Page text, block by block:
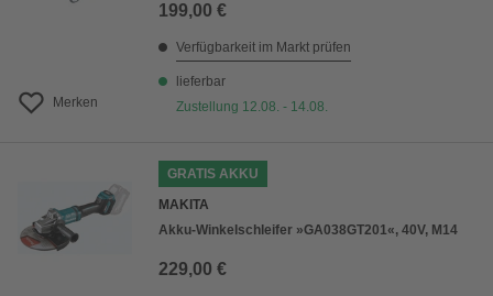
Merken
199,00 €
Verfügbarkeit im Markt prüfen
lieferbar
Zustellung 12.08. - 14.08.
GRATIS AKKU
MAKITA
Akku-Winkelschleifer »GA038GT201«, 40V, M14
229,00 €